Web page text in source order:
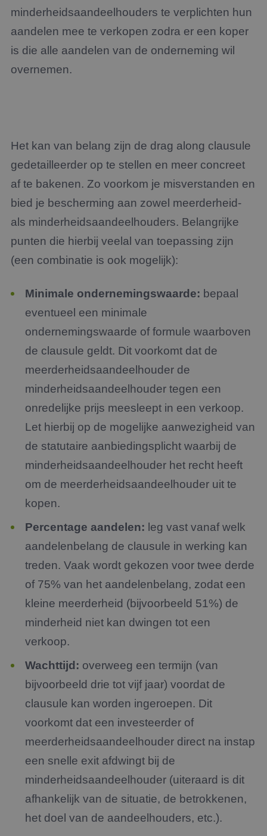
minderheidsaandeelhouders te verplichten hun
aandelen mee te verkopen zodra er een koper
is die alle aandelen van de onderneming wil
overnemen.
Het kan van belang zijn de drag along clausule
gedetailleerder op te stellen en meer concreet
af te bakenen. Zo voorkom je misverstanden en
bied je bescherming aan zowel meerderheid-
als minderheidsaandeelhouders. Belangrijke
punten die hierbij veelal van toepassing zijn
(een combinatie is ook mogelijk):
Minimale ondernemingswaarde: bepaal
eventueel een minimale
ondernemingswaarde of formule waarboven
de clausule geldt. Dit voorkomt dat de
meerderheidsaandeelhouder de
minderheidsaandeelhouder tegen een
onredelijke prijs meesleept in een verkoop.
Let hierbij op de mogelijke aanwezigheid van
de statutaire aanbiedingsplicht waarbij de
minderheidsaandeelhouder het recht heeft
om de meerderheidsaandeelhouder uit te
kopen.
Percentage aandelen: leg vast vanaf welk
aandelenbelang de clausule in werking kan
treden. Vaak wordt gekozen voor twee derde
of 75% van het aandelenbelang, zodat een
kleine meerderheid (bijvoorbeeld 51%) de
minderheid niet kan dwingen tot een
verkoop.
Wachttijd: overweeg een termijn (van
bijvoorbeeld drie tot vijf jaar) voordat de
clausule kan worden ingeroepen. Dit
voorkomt dat een investeerder of
meerderheidsaandeelhouder direct na instap
een snelle exit afdwingt bij de
minderheidsaandeelhouder (uiteraard is dit
afhankelijk van de situatie, de betrokkenen,
het doel van de aandeelhouders, etc.).